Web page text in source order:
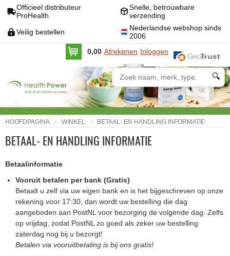
Officieel distributeur
ProHealth
Snelle, betrouwbare
verzending
Veilig bestellen
Nederlandse webshop sinds
2006
0,00 Afrekenen Inloggen
🔍
HOOFDPAGINA WINKEL BETAAL- EN HANDLING INFORMATIE
BETAAL- EN HANDLING INFORMATIE
Betaalinformatie
Vooruit betalen per bank (Gratis)
Betaalt u zelf via uw eigen bank en is het bijgeschreven op onze
rekening voor 17:30, dan wordt uw bestelling die dag
aangeboden aan PostNL voor bezorging de volgende dag. Zelfs
op vrijdag, zodat PostNL zo goed als zeker uw bestelling
zaterdag nog bij u bezorgt!
Betalen via vooruitbetaling is bij ons gratis!